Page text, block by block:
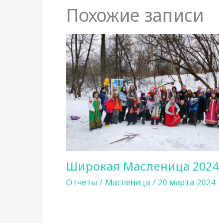
Похожие записи
Широкая Масленица 2024
Отчеты / Масленица / 20 марта 2024